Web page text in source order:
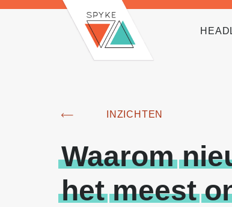
INZICHTEN
Waarom
het meest